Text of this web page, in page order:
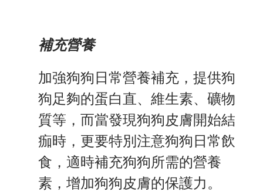
補充營養
加強狗狗日常營養補充，提供狗
狗足夠的蛋白直、維生素、礦物
質等，而當發現狗狗皮膚開始結
痂時，更要特別注意狗狗日常飲
食，適時補充狗狗所需的營養
素，增加狗狗皮膚的保護力。